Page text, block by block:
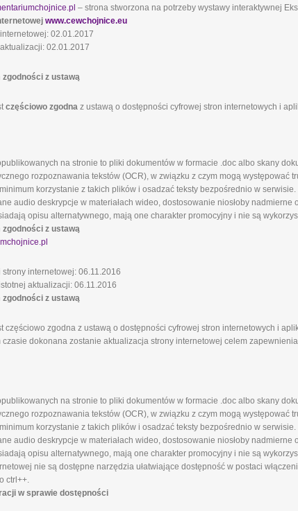
– strona stworzona na potrzeby wystawy interaktywnej
www.cewchojnice.eu
02.01.2017
02.01.2017
z ustawą
częściowo zgodnaz ustawą o dostępności cyfrowej stron internetowych i
na stronie to pliki dokumentów w formacie .doc albo skany
rozpoznawania tekstów (OCR), w związku z czym mogą występować
korzystanie z takich plików i osadzać teksty bezpośrednio w serwisie.
audio deskrypcje w materiałach wideo, dostosowanie niosłoby
opisu alternatywnego, mają one charakter promocyjny i nie są
z ustawą
strony internetowej: 06.11.2016
aktualizacji: 06.11.2016
z ustawą
częściowo zgodna z ustawą o dostępności cyfrowej stron internetowych i
dokonana zostanie aktualizacja strony internetowej celem
na stronie to pliki dokumentów w formacie .doc albo skany
rozpoznawania tekstów (OCR), w związku z czym mogą występować
korzystanie z takich plików i osadzać teksty bezpośrednio w serwisie.
audio deskrypcje w materiałach wideo, dostosowanie niosłoby
opisu alternatywnego, mają one charakter promocyjny i nie są
nie są dostępne narzędzia ułatwiające dostępność w postaci
ctrl++.
w sprawie dostępności